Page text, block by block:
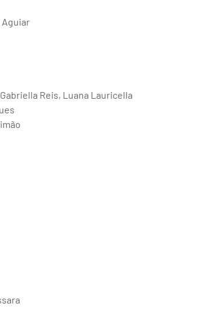
Aguiar
Reis, Luana Lauricella